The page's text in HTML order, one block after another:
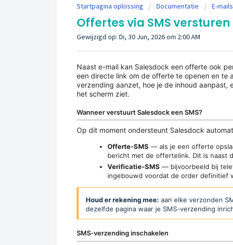
Startpagina oplossing Documentatie E-
Offertes via SMS versturen
Gewijzigd op: Di, 30 Jun, 2026 om 2:00 AM
Naast e-mail kan Salesdock een offerte ook
een directe link om de offerte te openen en te
verzending aanzet, hoe je de inhoud aanpast,
het scherm ziet.
Wanneer verstuurt Salesdock een SMS?
Op dit moment ondersteunt Salesdock
Offerte-SMS — als je een offerte
bericht met de offertelink. Dit is naast
Verificatie-SMS — bijvoorbeeld bij
ingebouwd voordat de order definitief
Houd er rekening mee: aan elke verzonden
dezelfde pagina waar je SMS-verzending
SMS-verzending inschakelen